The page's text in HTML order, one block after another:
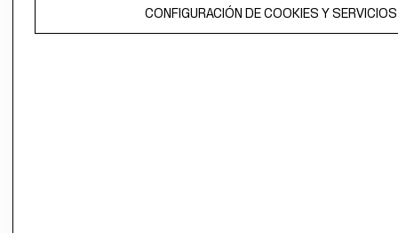
CONFIGURACIÓN DE COOKIES Y SERVICIOS